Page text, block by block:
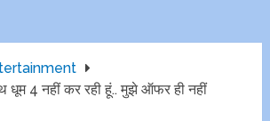
4 नहीं कर रही हूं.. मुझे ऑफर ही नहीं